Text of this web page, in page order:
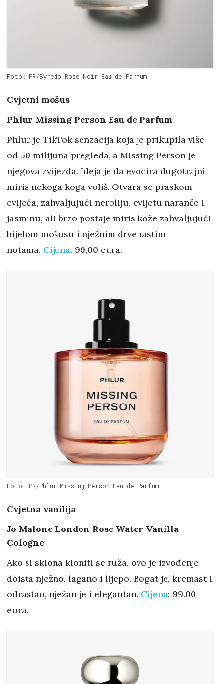
Foto: PR/Byredo Rose Noir Eau de Parfum
Cvjetni mošus
Phlur Missing Person Eau de Parfum
Phlur je TikTok senzacija koja je prikupila više
od 50 milijuna pregleda, a Missing Person je
njegova zvijezda. Ideja je da evocira dugotrajni
miris nekoga koga voliš. Otvara se praskom
cvijeća, zahvaljujući neroliju, cvijetu naranče i
jasminu, ali brzo postaje miris kože zahvaljujući
bijelom mošusu i nježnim drvenastim
notama. Cijena: 99,00 eura.
Foto: PR/Phlur Missing Person Eau de Parfum
Cvjetna vanilija
Jo Malone London Rose Water Vanilla
Cologne
Ako si sklona kloniti se ruža, ovo je izvođenje
doista nježno, lagano i lijepo. Bogat je, kremast i
odrastao, nježan je i elegantan. Cijena: 99.00
eura.